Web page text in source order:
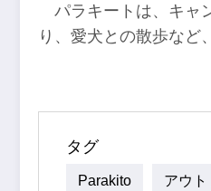
パラキートは、キャ
り、愛犬との散歩など
タグ
Parakito アウト